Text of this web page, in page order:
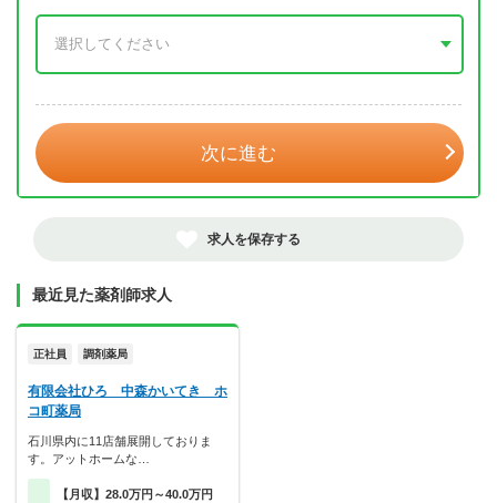
次に進む
求人を保存する
最近見た薬剤師求人
正社員 調剤薬局
有限会社ひろ 中森かいてき ホ
コ町薬局
石川県内に11店舗展開しておりま
す。アットホームな…
【月収】28.0万円～40.0万円